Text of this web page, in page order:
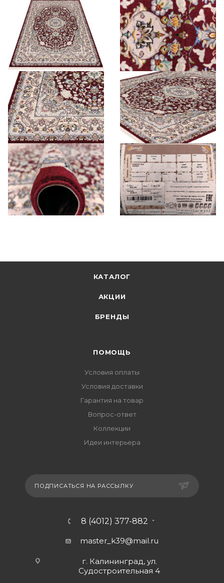
КАТАЛОГ
АКЦИИ
БРЕНДЫ
ПОМОЩЬ
Условия оплаты
Условия доставки
Гарантия на товар
Вопрос-ответ
Коллекции
Идеи интерьера
ПОДПИСАТЬСЯ НА РАССЫЛКУ
8 (4012) 377-882
master_k39@mail.ru
г. Калининград, ул.
Судостроительная 4